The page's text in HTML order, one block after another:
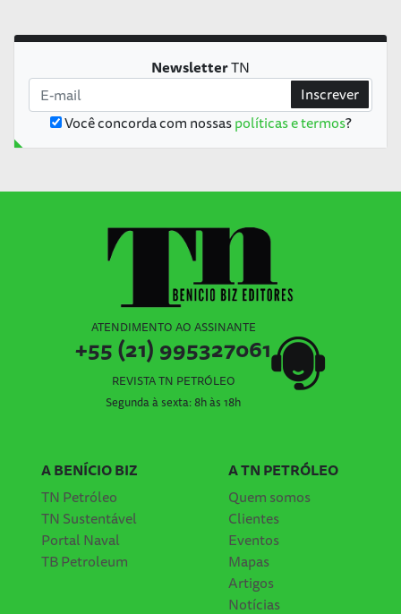
NewsletterTN
Você concorda com nossaspolíticas e termos?
Inscrever
ATENDIMENTO AO ASSINANTE
+55 (21) 995327061
REVISTA TN PETRÓLEO
Segunda à sexta: 8h às 18h
A BENÍCIO BIZ
TN Petróleo
TN Sustentável
Portal Naval
TB Petroleum
A TN PETRÓLEO
Quem somos
Clientes
Eventos
Mapas
Artigos
Notícias